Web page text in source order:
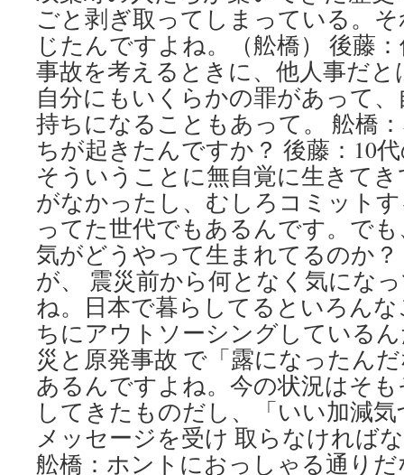
ごと剥ぎ取ってしまっている。
じたんですよね。（舩橋） 後藤
事故を考えるときに、他人事だ
自分にもいくらかの罪があって
持ちになることもあって。 舩橋
ちが起きたんですか？ 後藤：10
そういうことに無自覚に生きて
がなかったし、むしろコミット
ってた世代でもあるんです。で
気がどうやって生まれてるのか
が、 震災前から何となく気にな
ね。日本で暮らしてるといろん
ちにアウトソーシングしている
災と原発事故 で「露になったん
あるんですよね。今の状況はそ
してきたものだし、「いい加減
メッセージを受け 取らなければ
舩橋：ホントにおっしゃる通り